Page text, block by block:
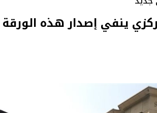
ينفي إصدار هذه الورقة